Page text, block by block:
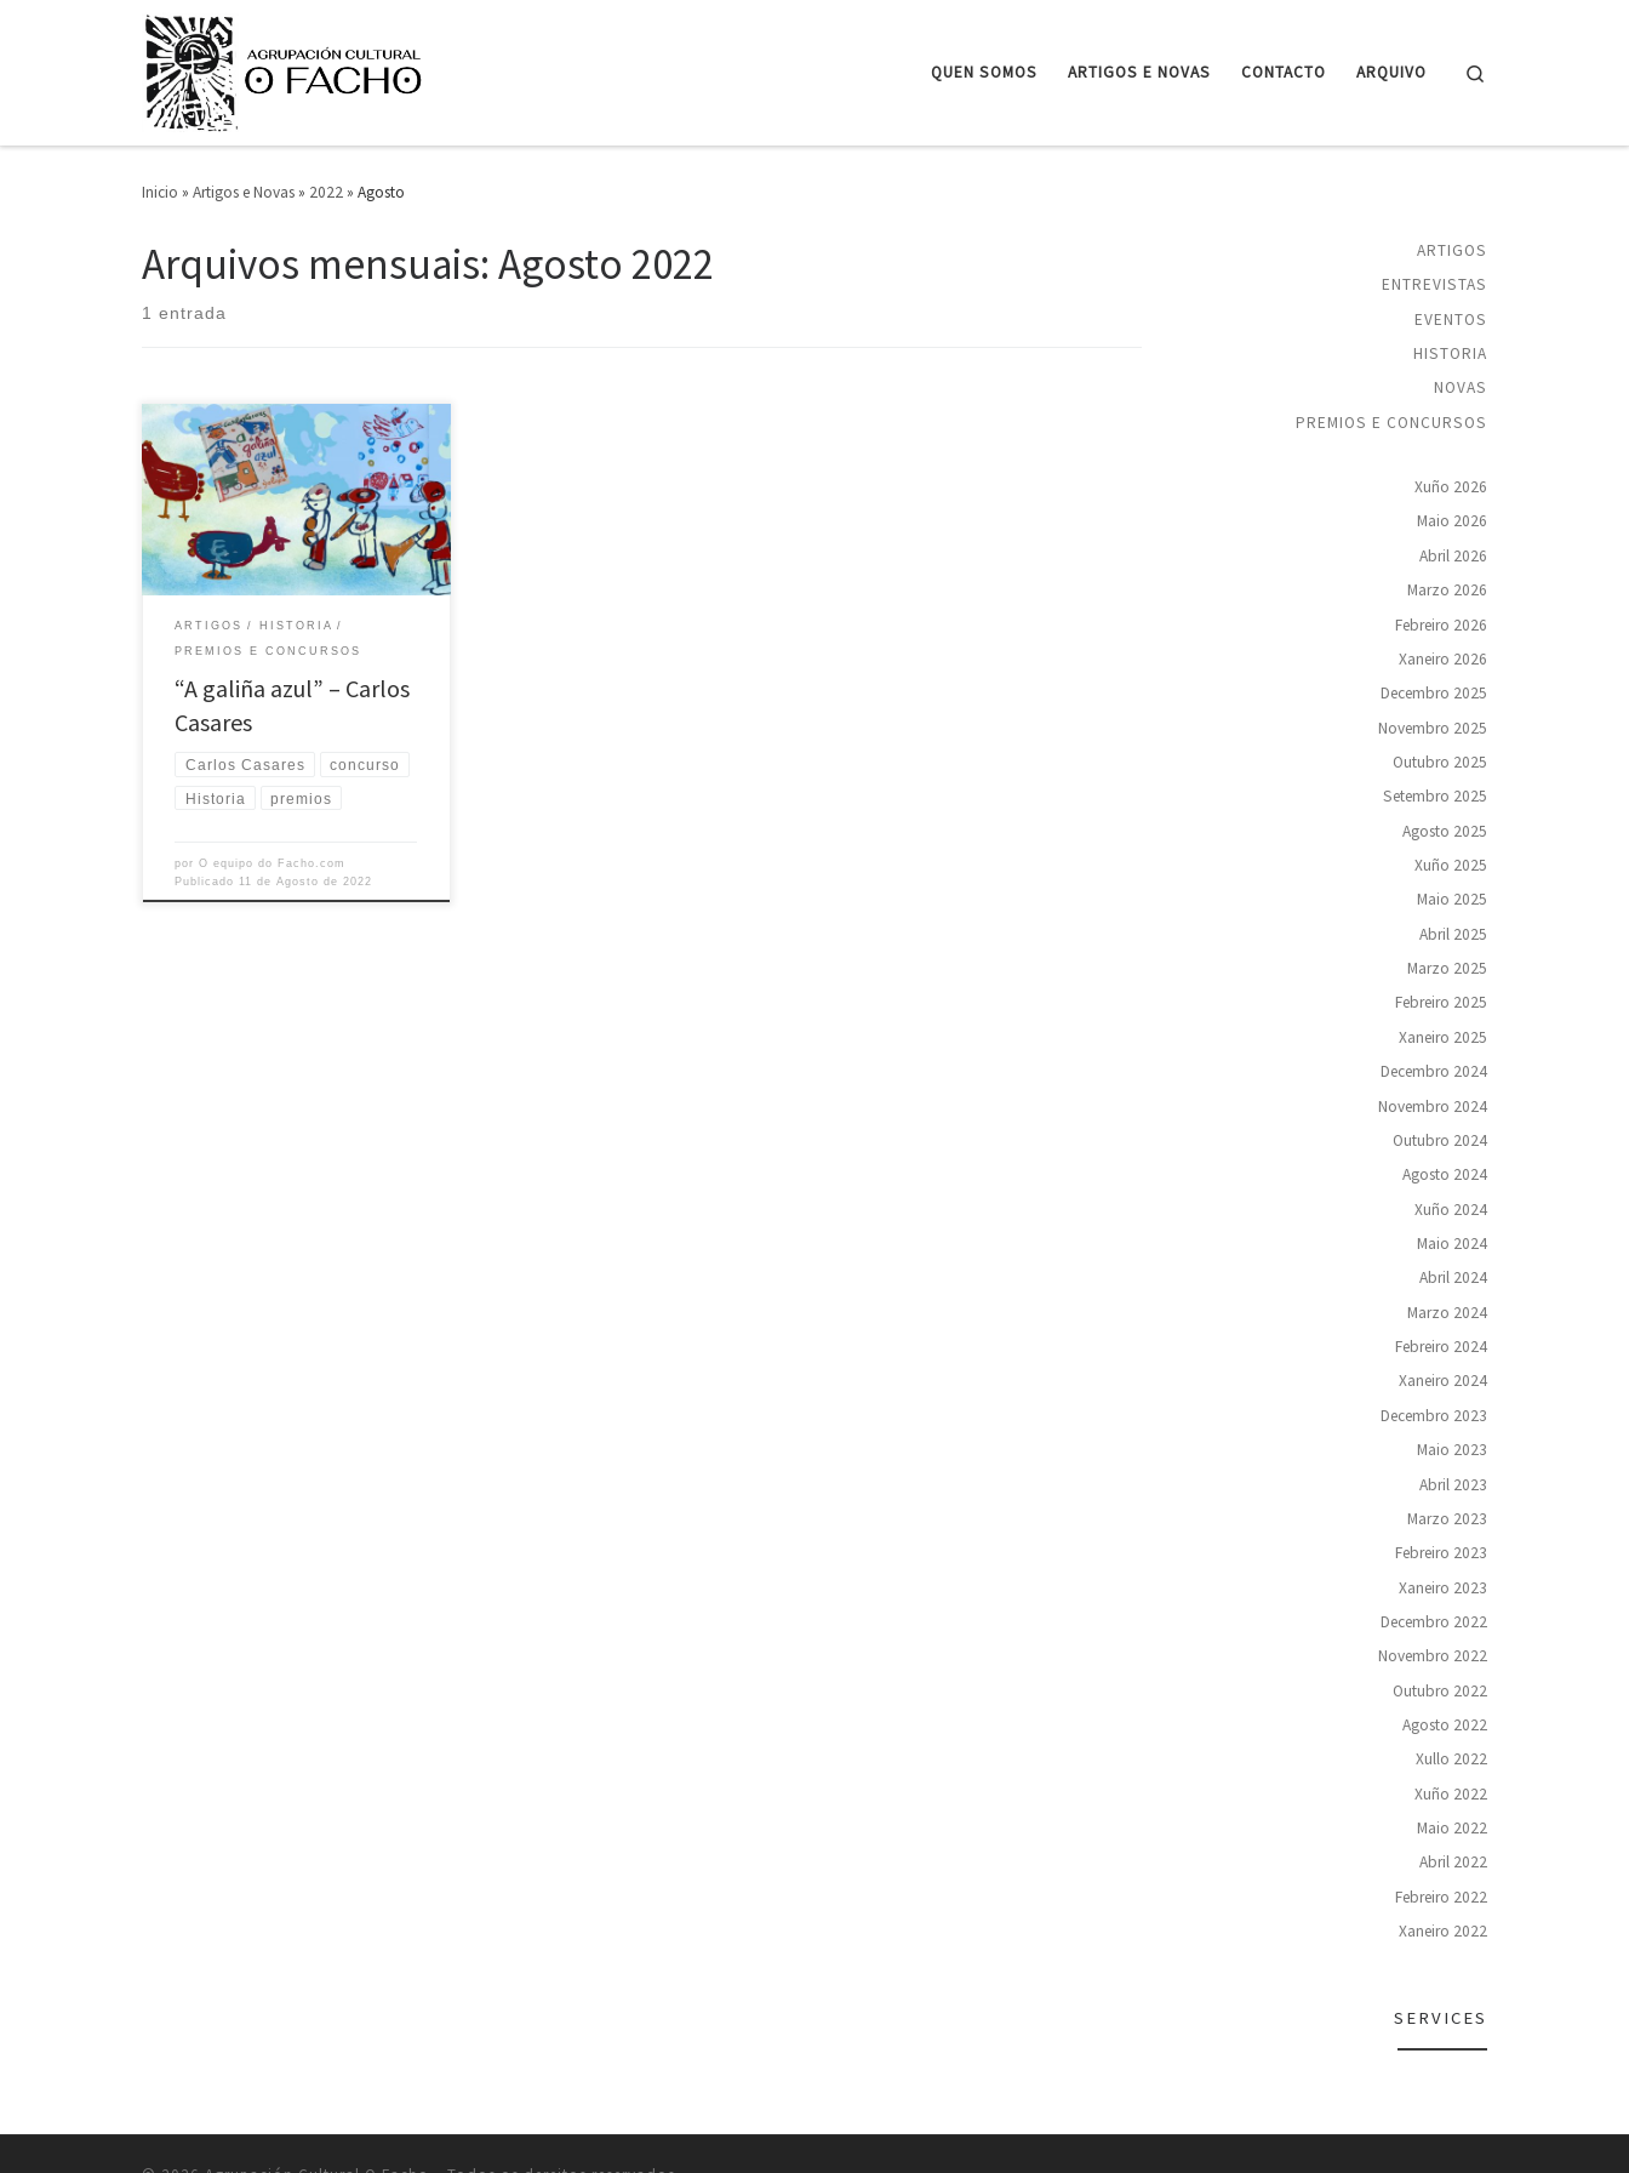
Saltar ao contido
QUEN SOMOS ARTIGOS E NOVAS CONTACTO ARQUIVO
Inicio » Artigos e Novas » 2022 » Agosto
Arquivos mensuais: Agosto 2022
1 entrada
“A galiña azul”, foi o conto co que o seu
autor, Carlos Casares Mouriño, ganou o
premio na primeira edición do
Concurso de Contos infantís O Facho.
Foi premiado no ano 1968 e publicado
neste mesmo ano sendo un éxito sen
precedentes para o público miudo.
Baixo un formato de […]
ARTIGOS HISTORIA
PREMIOS E CONCURSOS
“A galiña azul” – Carlos
Casares
Carlos Casares concurso
Historia premios
porO equipo do Facho.com
Publicado 11 de Agosto de 2022
ARTIGOS
ENTREVISTAS
EVENTOS
HISTORIA
NOVAS
PREMIOS E CONCURSOS
Xuño 2026
Maio 2026
Abril 2026
Marzo 2026
Febreiro 2026
Xaneiro 2026
Decembro 2025
Novembro 2025
Outubro 2025
Setembro 2025
Agosto 2025
Xuño 2025
Maio 2025
Abril 2025
Marzo 2025
Febreiro 2025
Xaneiro 2025
Decembro 2024
Novembro 2024
Outubro 2024
Agosto 2024
Xuño 2024
Maio 2024
Abril 2024
Marzo 2024
Febreiro 2024
Xaneiro 2024
Decembro 2023
Maio 2023
Abril 2023
Marzo 2023
Febreiro 2023
Xaneiro 2023
Decembro 2022
Novembro 2022
Outubro 2022
Agosto 2022
Xullo 2022
Xuño 2022
Maio 2022
Abril 2022
Febreiro 2022
Xaneiro 2022
SERVICES